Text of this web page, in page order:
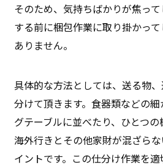
そのため、気持ちばかりが焦っ
する前に梱包作業に取り掛かっ
ありません。
具体的な方法としては、送る物
分けて頂きます。食器類などの
グテーブルに並べたり、ひとつの
海外行きとその他家財が混ざら
イントです。この仕分け作業を